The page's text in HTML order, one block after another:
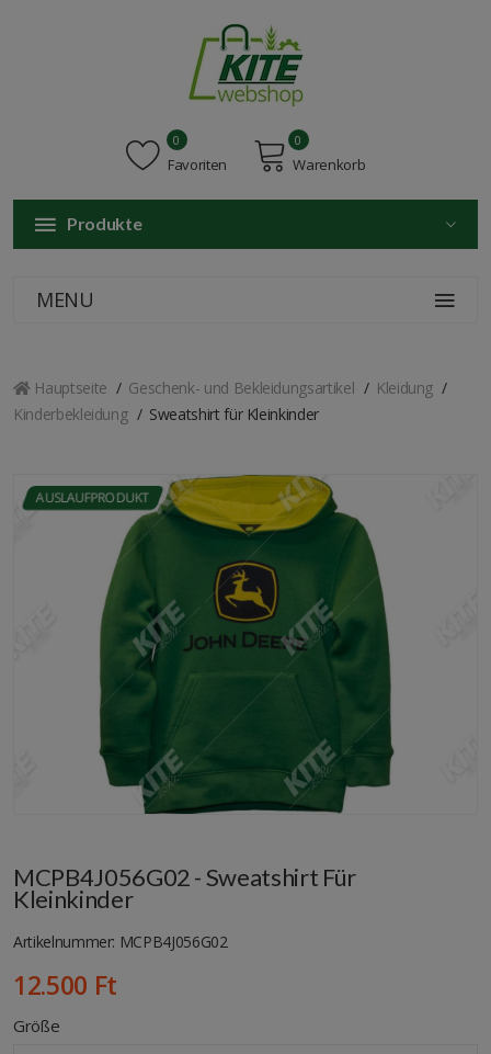
Favoriten
0
Warenkorb
0
Produkte
MENU
Hauptseite Geschenk- und Bekleidungsartikel
Kleidung
Kinderbekleidung
Sweatshirt für Kleinkinder
AUSLAUFPRODUKT
MCPB4J056G02 - Sweatshirt Für
Kleinkinder
Artikelnummer: MCPB4J056G02
12.500 Ft
Größe